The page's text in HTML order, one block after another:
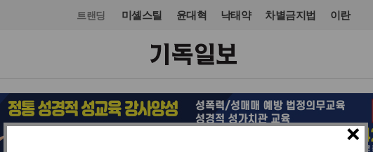
트랜딩 미셸스틸 윤대혁 낙태약 차별금지법 이란
×